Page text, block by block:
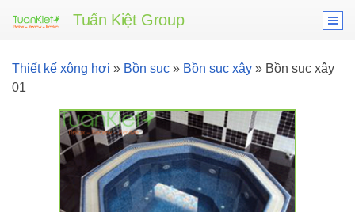
Tuấn Kiệt Group
Thiết kế xông hơi » Bồn sục » Bồn sục xây » Bồn sục xây
01